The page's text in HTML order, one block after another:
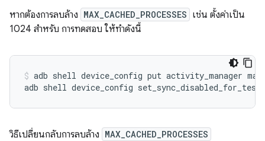
หากต้องการลบล้าง MAX_CACHED_PROCESSES เช่น ตั้งค่าเป็น
1024 สำหรับ การทดสอบ ให้ทำดังนี้
adb shell device_config put activity_manager
adb shell device_config set_sync_disabled_for_tests
วิธีเปลี่ยนกลับการลบล้าง MAX_CACHED_PROCESSES